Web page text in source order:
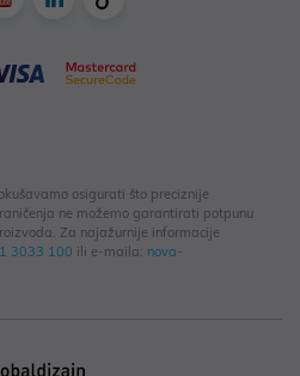
osigurati što preciznije
ne možemo garantirati potpunu
Za najažurnije informacije
3033 100 ili e-maila: nova-